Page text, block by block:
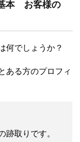
本 お客様の
何でしょうか？
ある方のプロフィ
跡取りです。